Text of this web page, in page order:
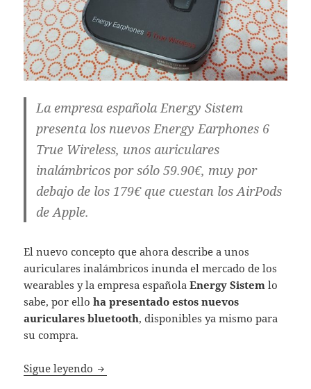
La empresa española Energy Sistem
presenta los nuevos Energy Earphones 6
True Wireless, unos auriculares
inalámbricos por sólo 59.90€, muy por
debajo de los 179€ que cuestan los AirPods
de Apple.
El nuevo concepto que ahora describe a unos
auriculares inalámbricos inunda el mercado de los
wearables y la empresa españolaEnergy Sistem lo
sabe, por elloha presentado estos nuevos
auriculares bluetooth, disponibles ya mismo para
su compra.
Sigue leyendo Energy Earphones 6 True Wireless, una